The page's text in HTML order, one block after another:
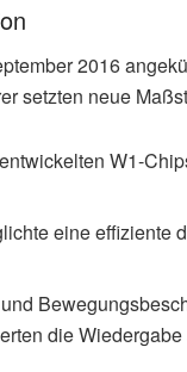
2016
setzten neue
W1-
eine effiziente
die